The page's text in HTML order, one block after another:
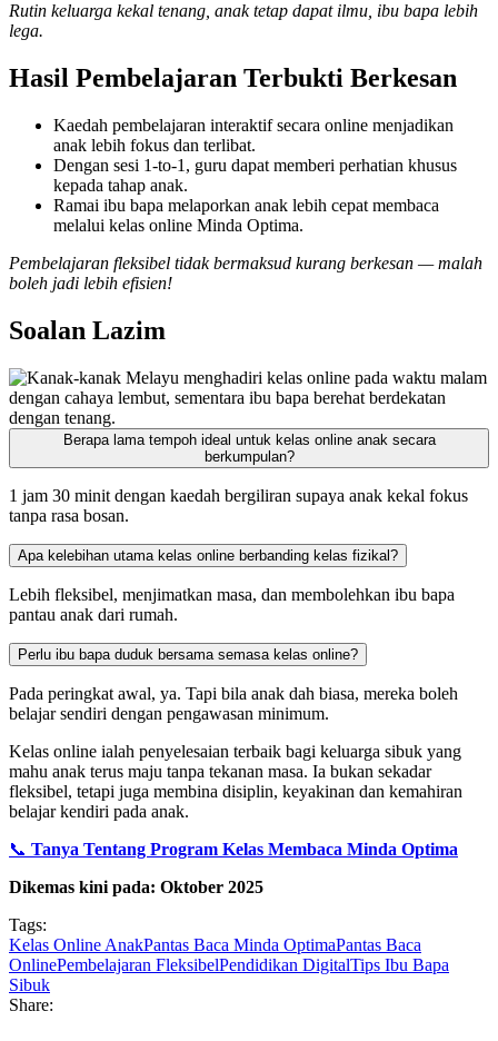
Rutin keluarga kekal tenang, anak tetap dapat ilmu, ibu bapa lebih
lega.
Hasil Pembelajaran Terbukti Berkesan
Kaedah pembelajaran interaktif secara online menjadikan
anak lebih fokus dan terlibat.
Dengan sesi 1-to-1, guru dapat memberi perhatian khusus
kepada tahap anak.
Ramai ibu bapa melaporkan anak lebih cepat membaca
melalui kelas online Minda Optima.
Pembelajaran fleksibel tidak bermaksud kurang berkesan — malah
boleh jadi lebih efisien!
Soalan Lazim
Berapa lama tempoh ideal untuk kelas online anak secara
berkumpulan?
1 jam 30 minit dengan kaedah bergiliran supaya anak kekal fokus
tanpa rasa bosan.
Apa kelebihan utama kelas online berbanding kelas fizikal?
Lebih fleksibel, menjimatkan masa, dan membolehkan ibu bapa
pantau anak dari rumah.
Perlu ibu bapa duduk bersama semasa kelas online?
Pada peringkat awal, ya. Tapi bila anak dah biasa, mereka boleh
belajar sendiri dengan pengawasan minimum.
Kelas online ialah penyelesaian terbaik bagi keluarga sibuk yang
mahu anak terus maju tanpa tekanan masa. Ia bukan sekadar
fleksibel, tetapi juga membina disiplin, keyakinan dan kemahiran
belajar kendiri pada anak.
📞 Tanya Tentang Program Kelas Membaca Minda Optima
Dikemas kini pada: Oktober 2025
Tags:
Kelas Online AnakPantas Baca Minda OptimaPantas Baca
OnlinePembelajaran FleksibelPendidikan DigitalTips Ibu Bapa
Sibuk
Share: